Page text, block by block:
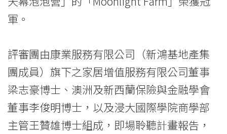
比
賽
圓
滿
結
束
軍。
評審團由康業服務有限公司（新鴻基地產集
團成員）旗下之家居增值服務有限公司董事
梁志豪博士、澳洲及新西蘭保險與金融學會
董事李俊明博士，以及浸大國際學院商學部
主管王贊雄博士組成，即場聆聽計畫報告，